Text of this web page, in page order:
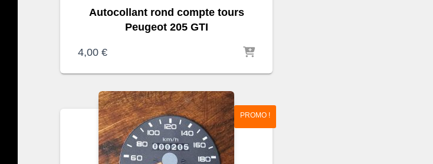
Autocollant rond compte tours
Peugeot 205 GTI
4,00 €
PROMO !